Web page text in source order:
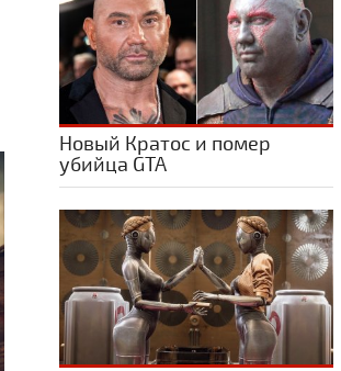
Новый Кратос и помер
убийца GTA